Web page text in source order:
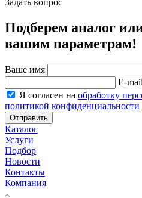
Подберем аналог
вашим параметрам!
Ваше имя
E-mail
Я согласен на обработку
политикой конфиденциальности
Отправить
Каталог
Услуги
Подбор
Новости
Контакты
Компания